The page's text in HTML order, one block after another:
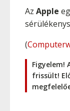
Az Apple
(
Figyelem!
frissült!